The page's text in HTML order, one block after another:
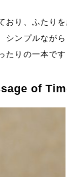
おり、ふたり
シンプルなが
たりの一本です
of